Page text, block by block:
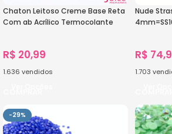
Chaton Leitoso Creme Base Reta
Com ab Acrílico Termocolante
R$ 20,99
1.636 vendidos
Nude
R$
1.703
-29%